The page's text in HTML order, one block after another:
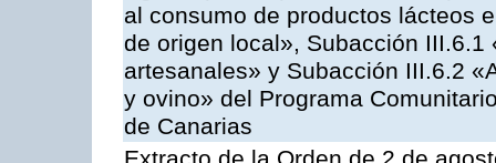
al consumo de productos lácteos
de origen local», Subacción
artesanales» y Subacción III.6.2
y ovino» del Programa
de Canarias